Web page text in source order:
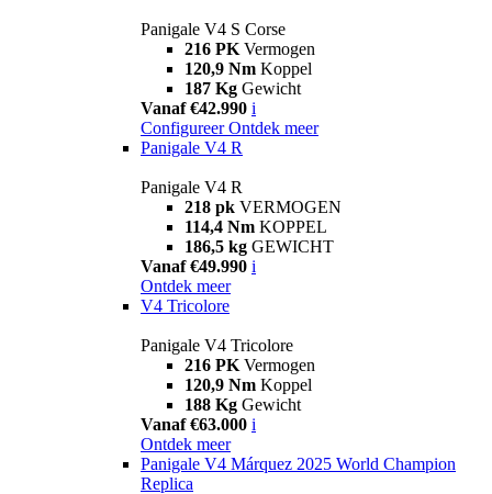
Panigale V4 S Corse
216 PK Vermogen
120,9 Nm Koppel
187 Kg Gewicht
Vanaf €42.990 i
Configureer Ontdek meer
Panigale V4 R
Panigale V4 R
218 pk VERMOGEN
114,4 Nm KOPPEL
186,5 kg GEWICHT
Vanaf €49.990 i
Ontdek meer
V4 Tricolore
Panigale V4 Tricolore
216 PK Vermogen
120,9 Nm Koppel
188 Kg Gewicht
Vanaf €63.000 i
Ontdek meer
Panigale V4 Márquez 2025 World Champion
Replica